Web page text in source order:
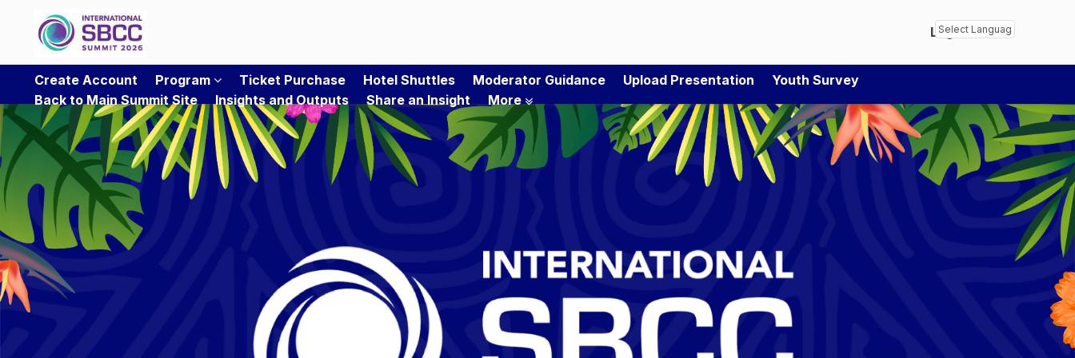
Login
Create Account
Program Ticket Purchase Hotel Shuttles Moderator Guidance Upload Presentation
Youth Survey
Back to Main Summit Site
Insights and Outputs Share an Insight More